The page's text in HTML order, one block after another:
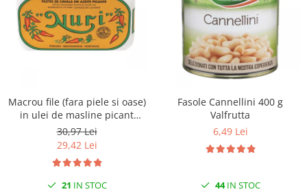
Macrou file (fara piele si oase)
in ulei de masline picant
125gr Nuri
30,97 Lei
29,42 Lei
21 IN STOC
Fasole Cannellini 400 g
Valfrutta
6,49 Lei
44IN STOC